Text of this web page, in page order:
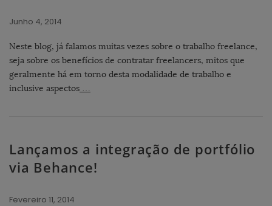
Junho 4, 2014
Neste blog, já falamos muitas vezes sobre o trabalho freelance,
seja sobre os benefícios de contratar freelancers, mitos que
geralmente há em torno desta modalidade de trabalho e
inclusive aspectos …
Lançamos a integração de portfólio
via Behance!
Fevereiro 11, 2014